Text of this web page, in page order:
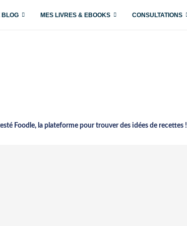
BLOG MES LIVRES & EBOOKS CONSULTATIONS
Foodle, la plateforme pour trouver des idées de recettes !